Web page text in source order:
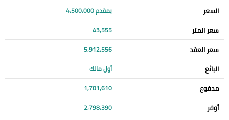
السعر بمقدم 4,500,000
سعر المتر 43,555
سعر العقد 5,912,556
البائع أول مالك
مدفوع 1,701,610
أوفر 2,798,390